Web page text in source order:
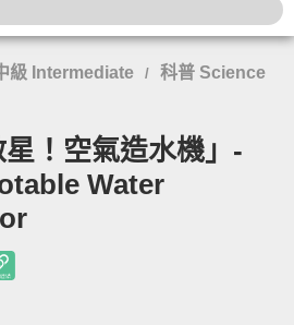
級 Intermediate / 科普 Science
星！空氣造水機」-
Water